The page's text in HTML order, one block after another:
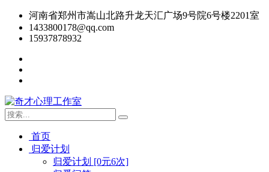
河南省郑州市嵩山北路升龙天汇广场9号院6号楼2201室
1433800178@qq.com
15937878932
首页
归爱计划
归爱计划 [0元6次]